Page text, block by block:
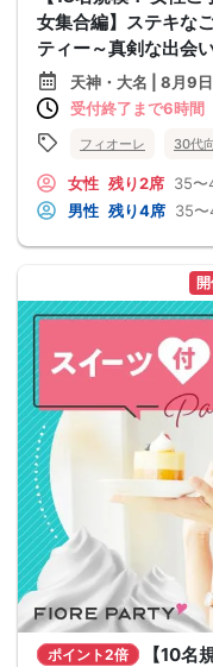
女集合編】ステキな
ティー～真剣な出会
天神・大名 | 8月9
受付終了まで6時間
フィオーレ 30代
女性 残り2席 35〜
男性 残り4席 35
ポイント2倍
【10名